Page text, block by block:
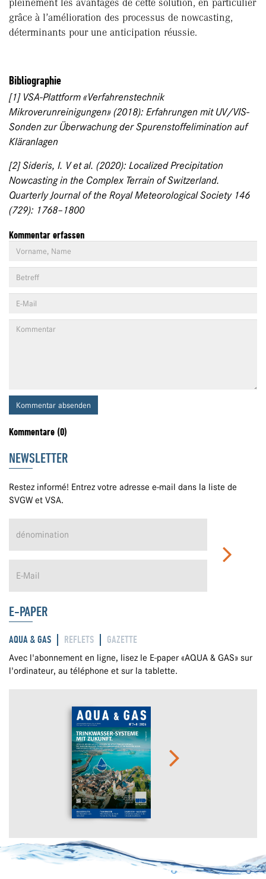
pleinement les avantages de cette solution, en particulier
grâce à l’amélioration des processus de nowcasting,
déterminants pour une anticipation réussie.
Bibliographie
[1] VSA-Plattform «Verfahrenstechnik
Mikroverunreinigungen» (2018): Erfahrungen mit UV/VIS-
Sonden zur Überwachung der Spurenstoffelimination auf
Kläranlagen
[2] Sideris, I. V et al. (2020): Localized Precipitation
Nowcasting in the Complex Terrain of Switzerland.
Quarterly Journal of the Royal Meteorological Society 146
(729): 1768–1800
Kommentar erfassen
Kommentar absenden
Kommentare (0)
NEWSLETTER
Restez informé! Entrez votre adresse e-mail dans la liste de
SVGW et VSA.
E-PAPER
AQUA & GAS REFLETS GAZETTE
Avec l'abonnement en ligne, lisez le E-paper «AQUA & GAS» sur
l'ordinateur, au téléphone et sur la tablette.